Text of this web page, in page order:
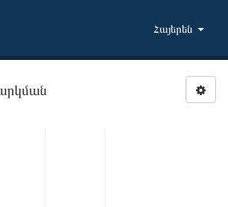
Հայերեն